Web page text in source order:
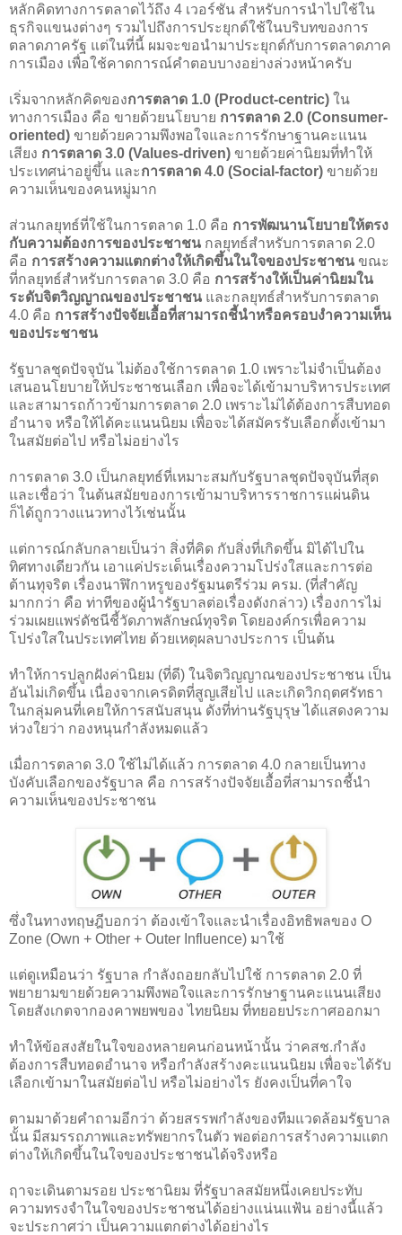
หลักคิดทางการตลาดไว้ถึง 4 เวอร์ชัน สำหรับการนำไปใช้ใน
ธุรกิจแขนงต่างๆ รวมไปถึงการประยุกต์ใช้ในบริบทของการ
ตลาดภาครัฐ แต่ในที่นี้ ผมจะขอนำมาประยุกต์กับการตลาดภาค
การเมือง เพื่อใช้คาดการณ์คำตอบบางอย่างล่วงหน้าครับ
เริ่มจากหลักคิดของการตลาด 1.0 (Product-centric) ใน
ทางการเมือง คือ ขายด้วยนโยบาย การตลาด 2.0 (Consumer-
oriented) ขายด้วยความพึงพอใจและการรักษาฐานคะแนน
เสียง การตลาด 3.0 (Values-driven) ขายด้วยค่านิยมที่ทำให้
ประเทศน่าอยู่ขึ้น และการตลาด 4.0 (Social-factor) ขายด้วย
ความเห็นของคนหมู่มาก
ส่วนกลยุทธ์ที่ใช้ในการตลาด 1.0 คือ การพัฒนานโยบายให้ตรง
กับความต้องการของประชาชน กลยุทธ์สำหรับการตลาด 2.0
คือ การสร้างความแตกต่างให้เกิดขึ้นในใจของประชาชน ขณะ
ที่กลยุทธ์สำหรับการตลาด 3.0 คือ การสร้างให้เป็นค่านิยมใน
ระดับจิตวิญญาณของประชาชน และกลยุทธ์สำหรับการตลาด
4.0 คือ การสร้างปัจจัยเอื้อที่สามารถชี้นำหรือครอบงำความเห็น
ของประชาชน
รัฐบาลชุดปัจจุบัน ไม่ต้องใช้การตลาด 1.0 เพราะไม่จำเป็นต้อง
เสนอนโยบายให้ประชาชนเลือก เพื่อจะได้เข้ามาบริหารประเทศ
และสามารถก้าวข้ามการตลาด 2.0 เพราะไม่ได้ต้องการสืบทอด
อำนาจ หรือให้ได้คะแนนนิยม เพื่อจะได้สมัครรับเลือกตั้งเข้ามา
ในสมัยต่อไป หรือไม่อย่างไร
การตลาด 3.0 เป็นกลยุทธ์ที่เหมาะสมกับรัฐบาลชุดปัจจุบันที่สุด
และเชื่อว่า ในต้นสมัยของการเข้ามาบริหารราชการแผ่นดิน
ก็ได้ถูกวางแนวทางไว้เช่นนั้น
แต่การณ์กลับกลายเป็นว่า สิ่งที่คิด กับสิ่งที่เกิดขึ้น มิได้ไปใน
ทิศทางเดียวกัน เอาแค่ประเด็นเรื่องความโปร่งใสและการต่อ
ต้านทุจริต เรื่องนาฬิกาหรูของรัฐมนตรีร่วม ครม. (ที่สำคัญ
มากกว่า คือ ท่าทีของผู้นำรัฐบาลต่อเรื่องดังกล่าว) เรื่องการไม่
ร่วมเผยแพร่ดัชนีชี้วัดภาพลักษณ์ทุจริต โดยองค์กรเพื่อความ
โปร่งใสในประเทศไทย ด้วยเหตุผลบางประการ เป็นต้น
ทำให้การปลูกฝังค่านิยม (ที่ดี) ในจิตวิญญาณของประชาชน เป็น
อันไม่เกิดขึ้น เนื่องจากเครดิตที่สูญเสียไป และเกิดวิกฤตศรัทธา
ในกลุ่มคนที่เคยให้การสนับสนุน ดังที่ท่านรัฐบุรุษ ได้แสดงความ
ห่วงใยว่า กองหนุนกำลังหมดแล้ว
เมื่อการตลาด 3.0 ใช้ไม่ได้แล้ว การตลาด 4.0 กลายเป็นทาง
บังคับเลือกของรัฐบาล คือ การสร้างปัจจัยเอื้อที่สามารถชี้นำ
ความเห็นของประชาชน
ซึ่งในทางทฤษฎีบอกว่า ต้องเข้าใจและนำเรื่องอิทธิพลของ O
Zone (Own + Other + Outer Influence) มาใช้
แต่ดูเหมือนว่า รัฐบาล กำลังถอยกลับไปใช้ การตลาด 2.0 ที่
พยายามขายด้วยความพึงพอใจและการรักษาฐานคะแนนเสียง
โดยสังเกตจากองคาพยพของ ไทยนิยม ที่ทยอยประกาศออกมา
ทำให้ข้อสงสัยในใจของหลายคนก่อนหน้านั้น ว่าคสช.กำลัง
ต้องการสืบทอดอำนาจ หรือกำลังสร้างคะแนนนิยม เพื่อจะได้รับ
เลือกเข้ามาในสมัยต่อไป หรือไม่อย่างไร ยังคงเป็นที่คาใจ
ตามมาด้วยคำถามอีกว่า ด้วยสรรพกำลังของทีมแวดล้อมรัฐบาล
นั้น มีสมรรถภาพและทรัพยากรในตัว พอต่อการสร้างความแตก
ต่างให้เกิดขึ้นในใจของประชาชนได้จริงหรือ
ฤาจะเดินตามรอย ประชานิยม ที่รัฐบาลสมัยหนึ่งเคยประทับ
ความทรงจำในใจของประชาชนได้อย่างแน่นแฟ้น อย่างนี้แล้ว
จะประกาศว่า เป็นความแตกต่างได้อย่างไร